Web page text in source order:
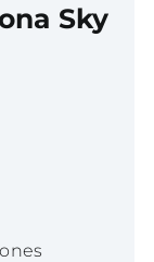
Sky